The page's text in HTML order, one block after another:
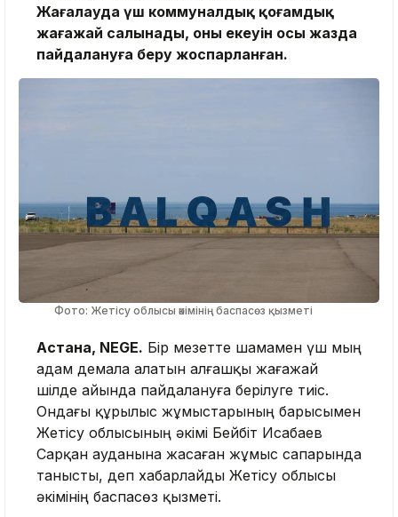
Жағалауда үш коммуналдық қоғамдық
жағажай салынады, оның екеуін осы жазда
пайдалануға беру жоспарланған.
Фото: Жетісу облысы әкімінің баспасөз қызметі
Астана, NEGE. Бір мезетте шамамен үш мың
адам демала алатын алғашқы жағажай
шілде айында пайдалануға берілуге тиіс.
Ондағы құрылыс жұмыстарының барысымен
Жетісу облысының әкімі Бейбіт Исабаев
Сарқан ауданына жасаған жұмыс сапарында
танысты, деп хабарлайды Жетісу облысы
әкімінің баспасөз қызметі.